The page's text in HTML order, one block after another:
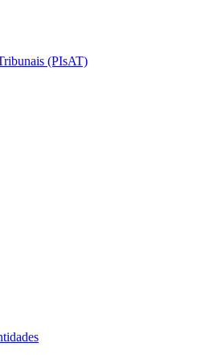
(PIsAT)